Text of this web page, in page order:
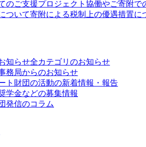
のご支援プロジェクト協働やご寄附で
ついて寄附による税制上の優遇措置に
知らせ全カテゴリのお知らせ
務局からのお知らせ
ト 財団の活動の新着情報・報告
学金などの募集情報
発信のコラム